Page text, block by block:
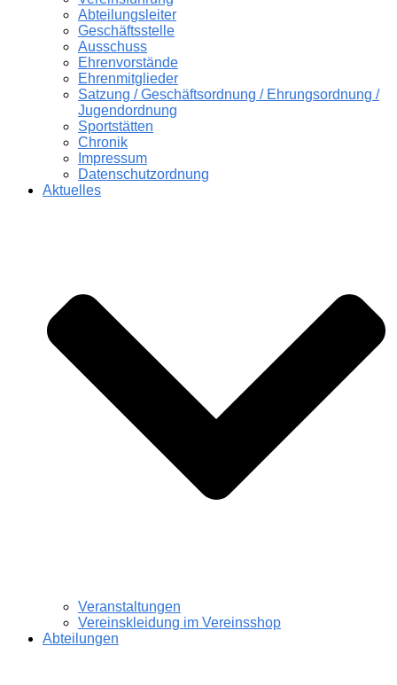
Abteilungsleiter
Geschäftsstelle
Ausschuss
Ehrenvorstände
Ehrenmitglieder
Satzung / Geschäftsordnung / Ehrungsordnung /
Jugendordnung
Sportstätten
Chronik
Impressum
Datenschutzordnung
Aktuelles
Veranstaltungen
Vereinskleidung im Vereinsshop
Abteilungen